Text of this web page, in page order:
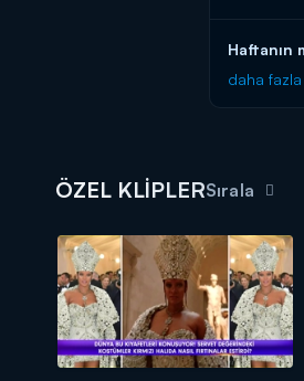
Haftanın
daha
ÖZEL KLİPLERSırala